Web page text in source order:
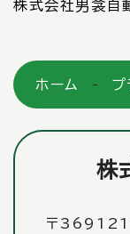
株式会社男衾
ホーム プ
株
〒